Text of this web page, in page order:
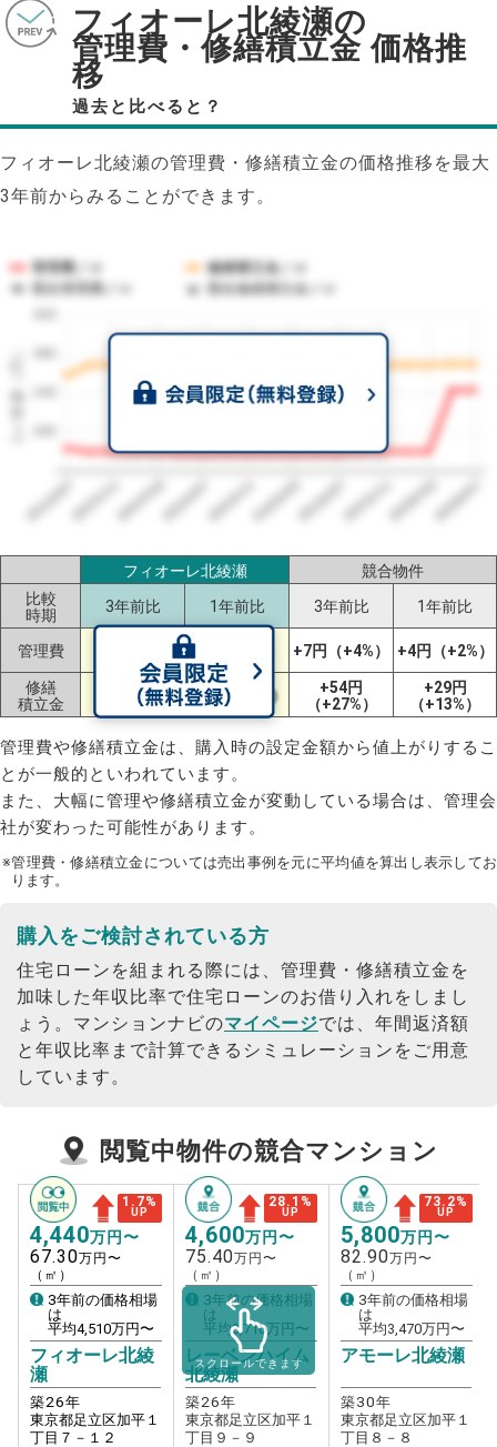
フィオーレ北綾瀬の
管理費・修繕積立金 価格推
移
過去と比べると？
フィオーレ北綾瀬の管理費・修繕積立金の価格推移を最大
3年前からみることができます。
1㎡単価（円）
管理費／㎡
修繕積立金／㎡
競合管理費／㎡
競合修繕積立金／㎡
2023/072023/112024/032024/072024/112025/032025/072025/112026/032026/07
フィオーレ北綾瀬
競合物件
比較
時期
3年前比 1年前比 3年前比 1年前比
管理費
（+33%）
（+37%）
+7円（+4%） +4円（+2%）
修繕
積立金
+12円
（+5%）
-10円（-4%）
+54円
（+27%）
+29円
（+13%）
管理費や修繕積立金は、購入時の設定金額から値上がりするこ
とが一般的といわれています。
また、大幅に管理や修繕積立金が変動している場合は、管理会
社が変わった可能性があります。
※管理費・修繕積立金については売出事例を元に平均値を算出し表示してお
ります。
購入をご検討されている方
住宅ローンを組まれる際には、管理費・修繕積立金を
加味した年収比率で住宅ローンのお借り入れをしまし
ょう。 マンションナビのマイページでは、年間返済額
と年収比率まで計算できるシミュレーションをご用意
しています。
閲覧中物件の競合マンション
1.7%
UP
4,440万円〜
67.30万円〜
（㎡）
3年前の価格相場
は
平均4,510万円〜
フィオーレ北綾
瀬
築26年
東京都足立区加平１
丁目７－１２
28.1 %
UP
4,600万円〜
75.40万円〜
（㎡）
3年前の価格相場
は
平均3,710万円〜
レーベンハイム
北綾瀬
築26年
東京都足立区加平１
丁目９－９
73.2%
UP
5,800万円〜
82.90万円〜
（㎡）
3年前の価格相場
は
平均3,470万円〜
アモーレ北綾瀬
築30年
東京都足立区加平１
丁目８－８
スクロールできます